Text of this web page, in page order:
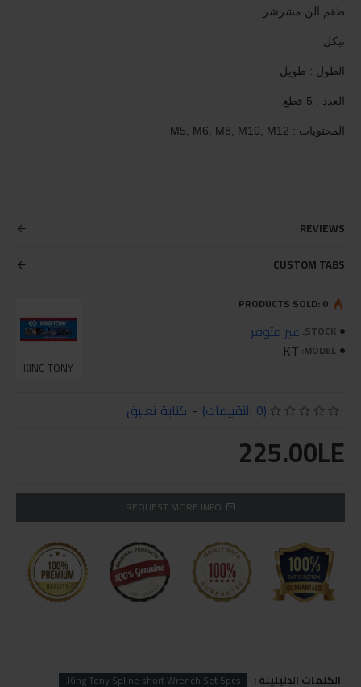
طقم الن مشرشر
نيكل
الطول : طويل
العدد : 5 قطع
المحتويات : M5, M6, M8, M10, M12
REVIEWS
CUSTOM TABS
STOCK: غير متوفر
MODEL:
KT
KING TONY
PRODUCTS SOLD: 0
(0 التقييمات) - كتابة تعليق
225.00LE
REQUEST MORE INFO
الكلمات الدليليلة :
King Tony Spline short Wrench Set 5pcs.